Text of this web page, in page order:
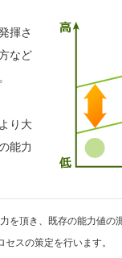
揮さ
など
り大
能力
を頂き、既存の能力値の
スの策定を行います。